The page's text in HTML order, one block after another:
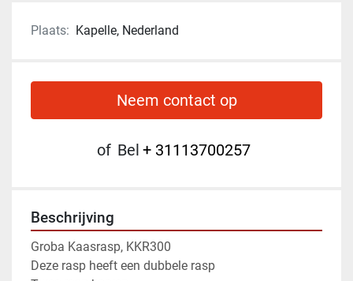
Plaats: Kapelle, Nederland
Neem contact op
of Bel + 31113700257
Beschrijving
Groba Kaasrasp, KKR300
Deze rasp heeft een dubbele rasp